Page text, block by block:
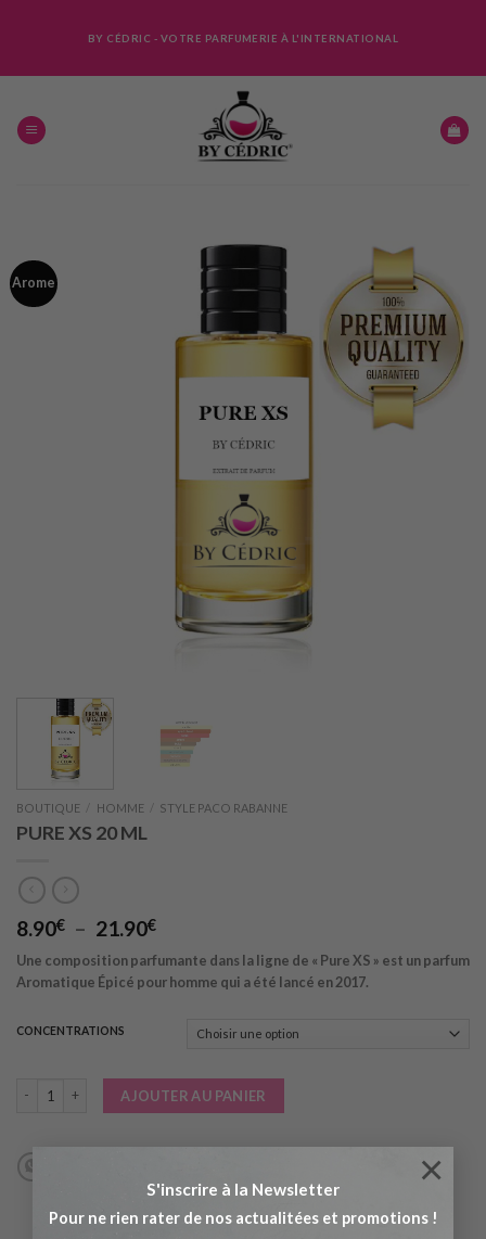
S'inscrire à la Newsletter
Pour ne rien rater de nos actualitées et promotions !
×
BY CÉDRIC - VOTRE PARFUMERIE À L'INTERNATIONAL
Arome
BOUTIQUE HOMME STYLE PACO RABANNE
PURE XS 20 ML
8.90€ – 21.90€Plage
prix :
8.90€
21.90€
Une composition parfumante dans la ligne de « Pure XS » est un parfum
Aromatique Épicé pour homme qui a été lancé en 2017.
CONCENTRATIONS
AJOUTER AU PANIER